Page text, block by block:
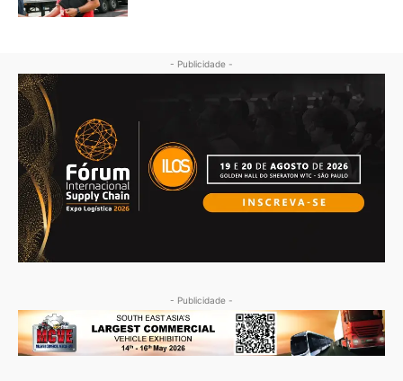
- Publicidade -
- Publicidade -